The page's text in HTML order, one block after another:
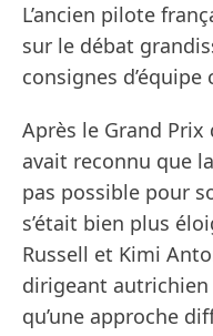
L’ancien pilote
sur le débat
consignes d’équipe
Après le Grand
avait reconnu que
pas possible pour
s’était bien plus
Russell et Kimi
dirigeant
qu’une approche